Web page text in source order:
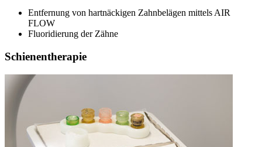
Entfernung von hartnäckigen Zahnbelägen mittels AIR
FLOW
Fluoridierung der Zähne
Schienentherapie